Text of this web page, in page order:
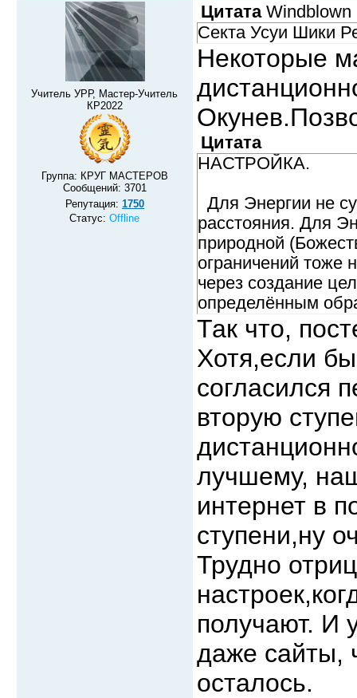
Учитель УРР, Мастер-Учитель
КР2022
Группа: КРУГ МАСТЕРОВ
Сообщений: 3701
Репутация: 1750
Статус:Offline
Цитата Windblown
Секта Усуи Шики
Некоторые
Цитата
НАСТРОЙКА.
Для Энергии не
расстояния. Для
природной
ограничений тоже
через создание
определённым
соответствует
нашем Мiре..
В общем,
опытному Мастеру
этого всё
возникают при
Научение.
Так что,
Хотя,если
согласился
вторую
лучшему,
интернет в
ступени,ну
Трудно
получают. И
даже сайты,
осталось.